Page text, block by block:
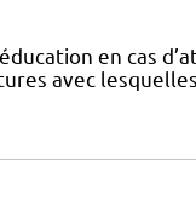
en cas
avec